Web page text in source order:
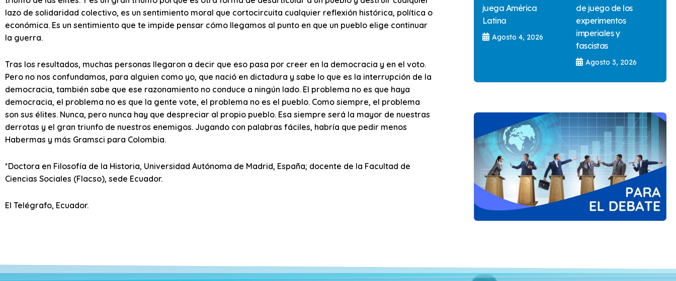
lazo de solidaridad colectivo, es un sentimiento moral que cortocircuita cualquier reflexión histórica, política o
económica. Es un sentimiento que te impide pensar cómo llegamos al punto en que un pueblo elige continuar
la guerra.
Tras los resultados, muchas personas llegaron a decir que eso pasa por creer en la democracia y en el voto.
Pero no nos confundamos, para alguien como yo, que nació en dictadura y sabe lo que es la interrupción de la
democracia, también sabe que ese razonamiento no conduce a ningún lado. El problema no es que haya
democracia, el problema no es que la gente vote, el problema no es el pueblo. Como siempre, el problema
son sus élites. Nunca, pero nunca hay que despreciar al propio pueblo. Esa siempre será la mayor de nuestras
derrotas y el gran triunfo de nuestros enemigos. Jugando con palabras fáciles, habría que pedir menos
Habermas y más Gramsci para Colombia.
*Doctora en Filosofía de la Historia, Universidad Autónoma de Madrid, España; docente de la Facultad de
Ciencias Sociales (Flacso), sede Ecuador.
El Telégrafo, Ecuador.
juega América
Latina
Agosto 4, 2026
de juego de los
experimentos
imperiales y
fascistas
Agosto 3, 2026